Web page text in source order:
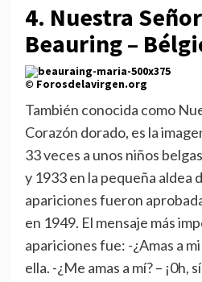
4. Nuestra
Beauring –
© Forosdelavirgen.org
También conocida como
Corazón dorado, es la
33 veces a unos niños
y 1933 en la pequeña aldea
apariciones fueron
en 1949. El mensaje más
apariciones fue: -¿Amas a
ella. -¿Me amas a mí? – ¡0h,